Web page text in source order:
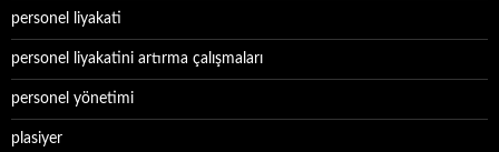
personel liyakati
personel liyakatini artırma çalışmaları
personel yönetimi
plasiyer